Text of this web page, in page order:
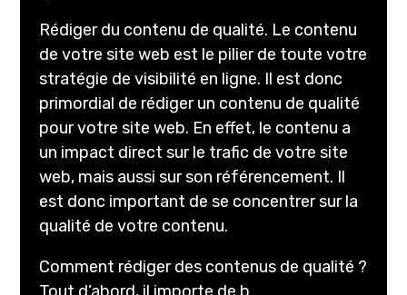
Rédiger du contenu de qualité. Le contenu
de votre site web est le pilier de toute votre
stratégie de visibilité en ligne. Il est donc
primordial de rédiger un contenu de qualité
pour votre site web. En effet, le contenu a
un impact direct sur le trafic de votre site
web, mais aussi sur son référencement. Il
est donc important de se concentrer sur la
qualité de votre contenu.
Comment rédiger des contenus de qualité ?